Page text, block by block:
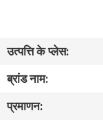
हमारे
बारे
में
उत्पत्ति के प्लेस:
ब्रांड नाम:
प्रमाणन: